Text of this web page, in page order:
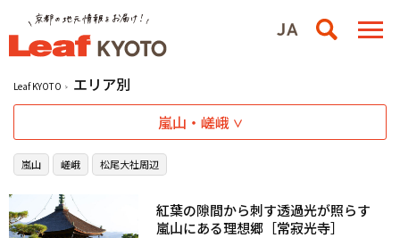
Leaf KYOTO
エリア別
嵐山・嵯峨
嵐山 嵯峨 松尾大社周辺
紅葉の隙間から刺す透過光が照らす
嵐山にある理想郷［常寂光寺］